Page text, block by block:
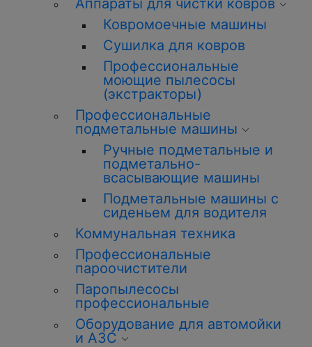
Аппараты для чистки ковров
Ковромоечные машины
Сушилка для ковров
Профессиональные
моющие пылесосы
(экстракторы)
Профессиональные
подметальные машины
Ручные подметальные и
подметально-
всасывающие машины
Подметальные машины с
сиденьем для водителя
Коммунальная техника
Профессиональные
пароочистители
Паропылесосы
профессиональные
Оборудование для автомойки
и АЗС